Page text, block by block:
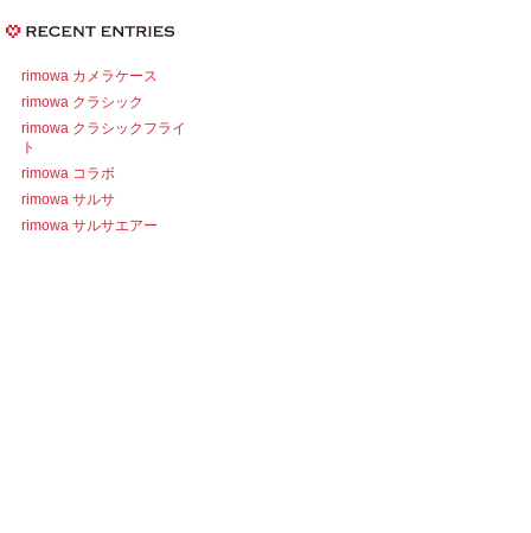
rimowa カメラケース
rimowa クラシック
rimowa クラシックフライ
ト
rimowa コラボ
rimowa サルサ
rimowa サルサエアー